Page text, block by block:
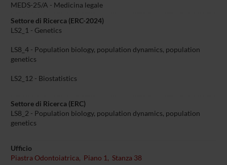
MEDS-25/A - Medicina legale
Settore di Ricerca (ERC-2024)
LS2_1 - Genetics
LS8_4 - Population biology, population dynamics, population
genetics
LS2_12 - Biostatistics
Settore di Ricerca (ERC)
LS8_2 - Population biology, population dynamics, population
genetics
Ufficio
Piastra Odontoiatrica, Piano 1, Stanza 38